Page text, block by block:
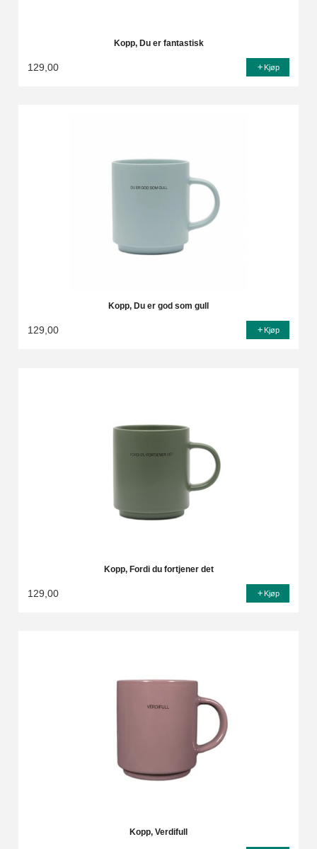
Kopp, Du er fantastisk
129,00 Kjøp
Kopp, Du er god som gull
129,00 Kjøp
Kopp, Fordi du fortjener det
129,00 Kjøp
Kopp, Verdifull